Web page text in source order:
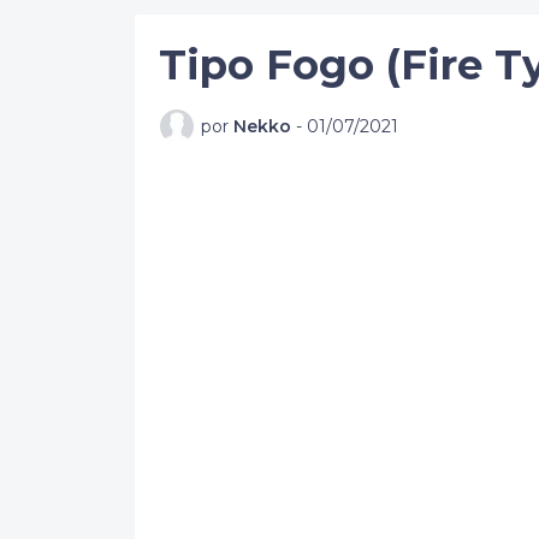
Tipo Fogo (Fire
por Nekko - 01/07/2021